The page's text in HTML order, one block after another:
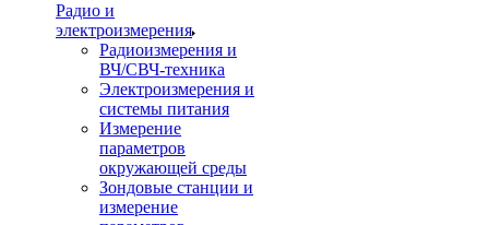
Радио и
электроизмерения
Радиоизмерения и
ВЧ/СВЧ-техника
Электроизмерения и
системы питания
Измерение
параметров
окружающей среды
Зондовые станции и
измерение